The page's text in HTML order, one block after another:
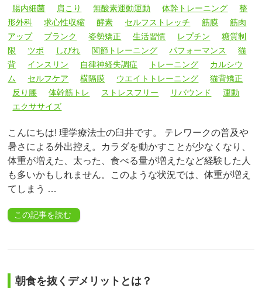
腸内細菌
肩こり 無酸素運動運動 体幹トレーニング
整
形外科
求心性収縮 酵素 セルフストレッチ 筋膜
筋肉
アップ
プランク 姿勢矯正 生活習慣 レプチン
糖質制
限
ツボ しびれ 関節トレーニング パフォーマンス
猫
背
インスリン 自律神経失調症 トレーニング
カルシウ
ム
セルフケア 横隔膜 ウエイトトレーニング
猫背矯正
反り腰
体幹筋トレ ストレスフリー リバウンド
運動
エクササイズ
こんにちは! 理学療法士の臼井です。 テレワークの普及や
暑さによる外出控え。カラダを動かすことが少なくなり、
体重が増えた、太った、食べる量が増えたなど経験した人
も多いかもしれません。このような状況では、体重が増え
てしまう …
この記事を読む
朝食を抜くデメリットとは？